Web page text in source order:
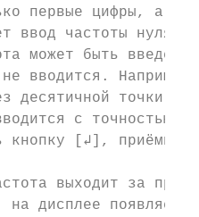
первые цифры, а
ввод частоты нулями.
может быть введена
вводится. Например
десятичной точки и
с точностью
кнопку [↲], приёмник
выходит за
на дисплее